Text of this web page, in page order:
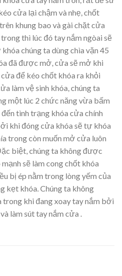
cửa lại chậm và nhẹ, chốt
khung bao và gài chặt cửa
thì lúc đó tay nắm ngòai sẽ
chúng ta dùng chìa vặn 45
đã được mở, cửa sẽ mở khi
để kéo chốt khóa ra khỏi
làm vệ sinh khóa, chúng ta
một lúc 2 chức năng vừa bấm
tình trạng khóa cửa chính
khi đóng cửa khóa sẽ tự khóa
trong còn muốn mở cửa luôn
biệt, chúng ta không được
sẽ làm cong chốt khóa
bị ép nằm trong lòng yếm của
kẹt khóa. Chúng ta không
khi đang xoay tay nắm bởi
làm sút tay nắm cửa .